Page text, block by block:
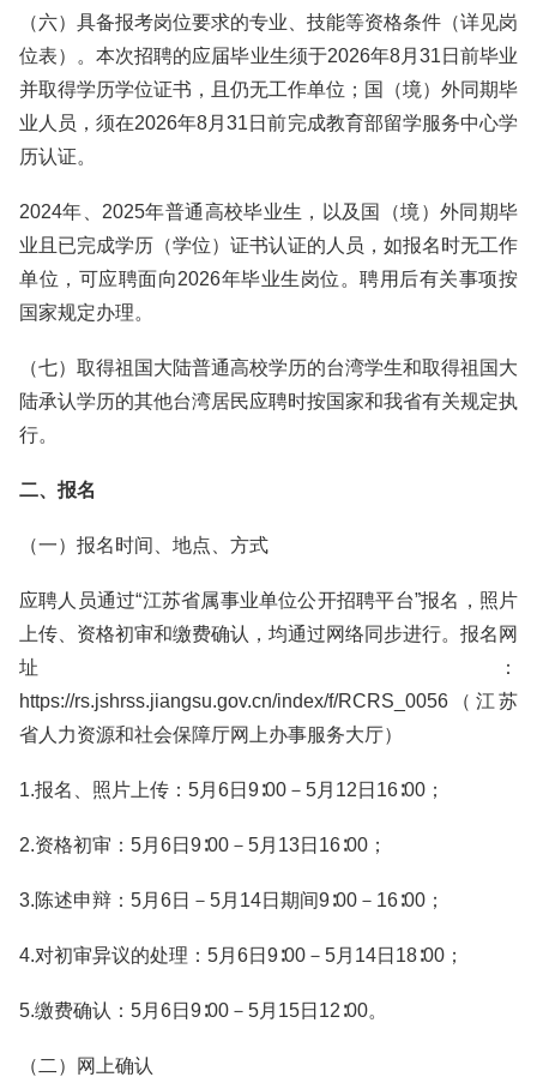
（六）具备报考岗位要求的专业、技能等资格条件（详见岗
位表）。本次招聘的应届毕业生须于2026年8月31日前毕业
并取得学历学位证书，且仍无工作单位；国（境）外同期毕
业人员，须在2026年8月31日前完成教育部留学服务中心学
历认证。
2024年、2025年普通高校毕业生，以及国（境）外同期毕
业且已完成学历（学位）证书认证的人员，如报名时无工作
单位，可应聘面向2026年毕业生岗位。聘用后有关事项按
国家规定办理。
（七）取得祖国大陆普通高校学历的台湾学生和取得祖国大
陆承认学历的其他台湾居民应聘时按国家和我省有关规定执
行。
二、报名
（一）报名时间、地点、方式
应聘人员通过“江苏省属事业单位公开招聘平台”报名，照片
上传、资格初审和缴费确认，均通过网络同步进行。报名网
址：
https://rs.jshrss.jiangsu.gov.cn/index/f/RCRS_0056（江苏
省人力资源和社会保障厅网上办事服务大厅）
1.报名、照片上传：5月6日9∶00－5月12日16∶00；
2.资格初审：5月6日9∶00－5月13日16∶00；
3.陈述申辩：5月6日－5月14日期间9∶00－16∶00；
4.对初审异议的处理：5月6日9∶00－5月14日18∶00；
5.缴费确认：5月6日9∶00－5月15日12∶00。
（二）网上确认